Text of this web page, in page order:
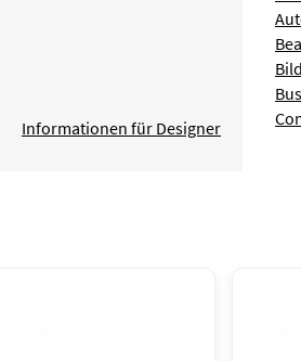
Informationen für Designer